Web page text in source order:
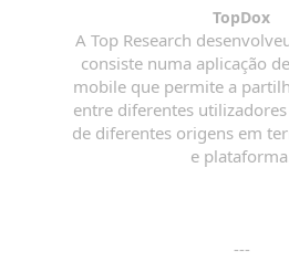
TopDox
A Top Research
consiste numa aplicação
mobile que permite a
entre diferentes
de diferentes origens em
e
---